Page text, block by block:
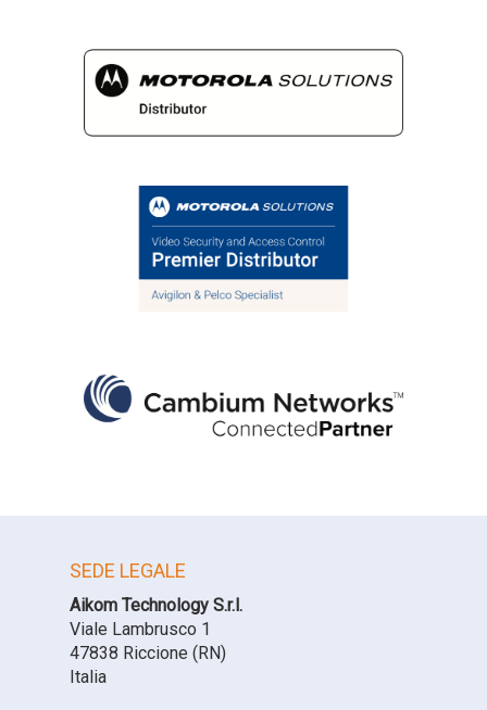
SEDE LEGALE
Aikom Technology S.r.l.
Viale Lambrusco 1
47838 Riccione (RN)
Italia